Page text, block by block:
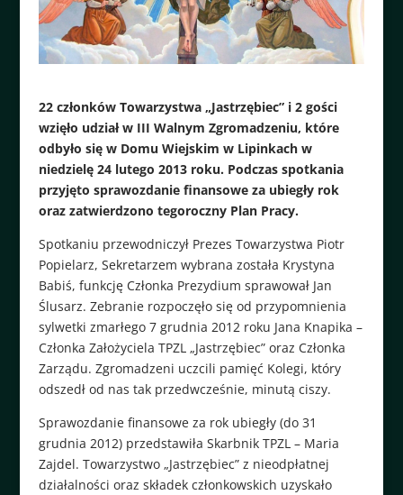
22 członków Towarzystwa „Jastrzębiec” i 2 gości
wzięło udział w III Walnym Zgromadzeniu, które
odbyło się w Domu Wiejskim w Lipinkach w
niedzielę 24 lutego 2013 roku. Podczas spotkania
przyjęto sprawozdanie finansowe za ubiegły rok
oraz zatwierdzono tegoroczny Plan Pracy.
Spotkaniu przewodniczył Prezes Towarzystwa Piotr
Popielarz, Sekretarzem wybrana została Krystyna
Babiś, funkcję Członka Prezydium sprawował Jan
Ślusarz. Zebranie rozpoczęło się od przypomnienia
sylwetki zmarłego 7 grudnia 2012 roku Jana Knapika –
Członka Założyciela TPZL „Jastrzębiec” oraz Członka
Zarządu. Zgromadzeni uczcili pamięć Kolegi, który
odszedł od nas tak przedwcześnie, minutą ciszy.
Sprawozdanie finansowe za rok ubiegły (do 31
grudnia 2012) przedstawiła Skarbnik TPZL – Maria
Zajdel. Towarzystwo „Jastrzębiec” z nieodpłatnej
działalności oraz składek członkowskich uzyskało